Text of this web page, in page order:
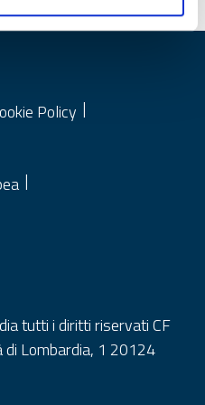
Policy
tutti i diritti riservati CF
Lombardia, 1 20124